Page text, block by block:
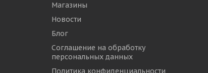
Магазины
Новости
Блог
Соглашение на обработку
персональных данных
Политика конфиденциальности